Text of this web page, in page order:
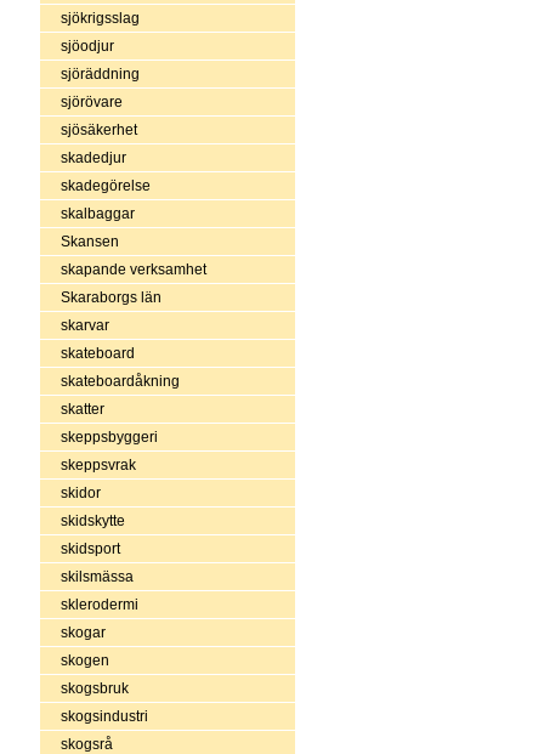
sjökrigsslag
sjöodjur
sjöräddning
sjörövare
sjösäkerhet
skadedjur
skadegörelse
skalbaggar
Skansen
skapande verksamhet
Skaraborgs län
skarvar
skateboard
skateboardåkning
skatter
skeppsbyggeri
skeppsvrak
skidor
skidskytte
skidsport
skilsmässa
sklerodermi
skogar
skogen
skogsbruk
skogsindustri
skogsrå